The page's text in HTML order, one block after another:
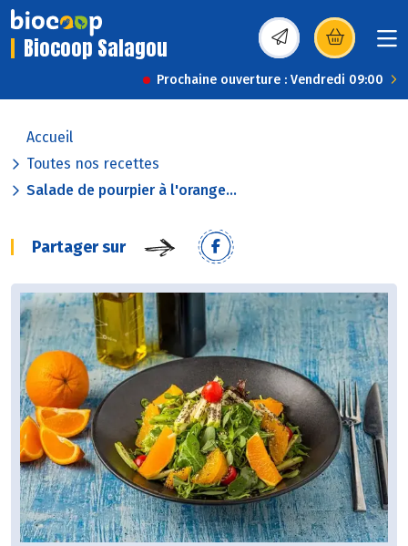
Biocoop Salagou (s’ouvre dans une
Prochaine ouverture : Vendredi 09:00
Accueil
Toutes nos recettes
Salade de pourpier à l'orange...
Partager sur